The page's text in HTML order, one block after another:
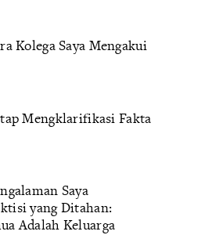
Kolega Saya Mengakui
Mengklarifikasi Fakta
Saya
yang Ditahan:
Adalah Keluarga